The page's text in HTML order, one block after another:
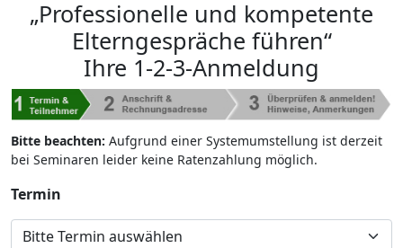
„Professionelle und kompetente
Elterngespräche führen“
Ihre 1-2-3-Anmeldung
Bitte beachten: Aufgrund einer Systemumstellung ist derzeit
bei Seminaren leider keine Ratenzahlung möglich.
Termin